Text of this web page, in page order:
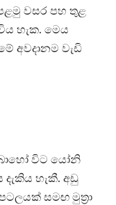
වසර පහ තුළ
හැක. මෙය
අවදානම වැඩි
විට යෝනි
දැකිය හැකී. අඩු
සමඟ මුත්‍රා